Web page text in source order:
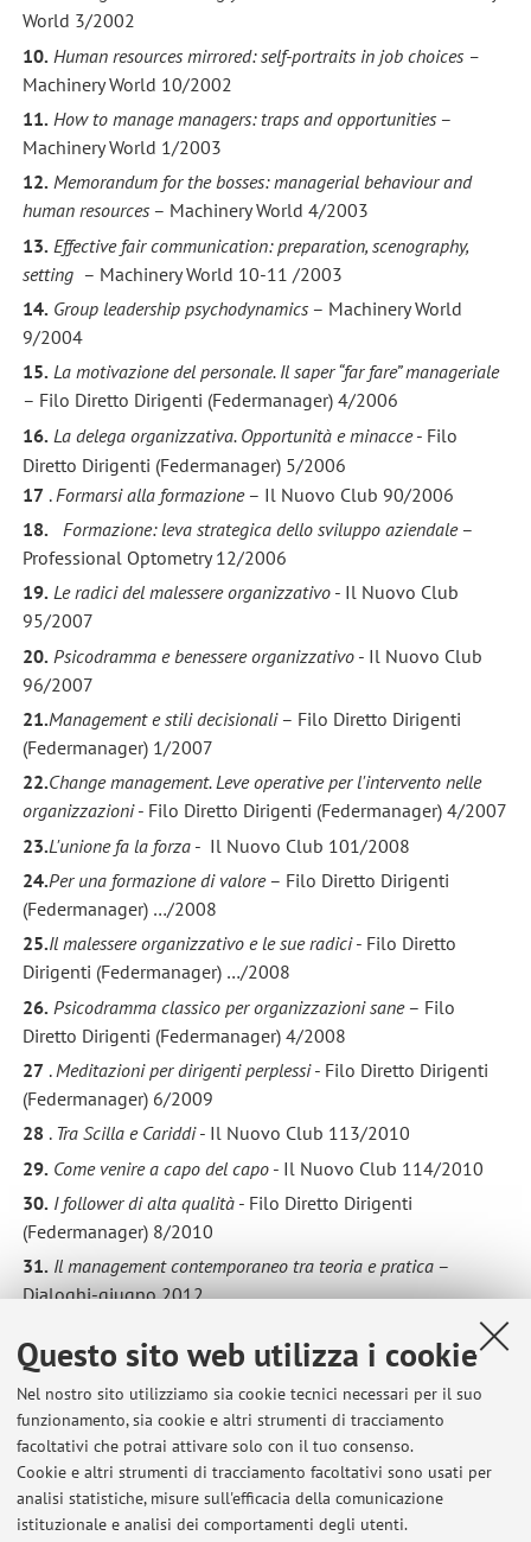
Questo sito web utilizza i cookie
Nel nostro sito utilizziamo sia cookie tecnici necessari per il suo
funzionamento, sia cookie e altri strumenti di tracciamento
facoltativi che potrai attivare solo con il tuo consenso.
Cookie e altri strumenti di tracciamento facoltativi sono usati per
analisi statistiche, misure sull'efficacia della comunicazione
istituzionale e analisi dei comportamenti degli utenti.
World 3/2002
10. Human resources mirrored: self-portraits in job choices –
Machinery World 10/2002
11. How to manage managers: traps and opportunities–
Machinery World 1/2003
12. Memorandum for the bosses: managerial behaviour and
human resources– Machinery World 4/2003
13. Effective fair communication: preparation, scenography,
setting – Machinery World 10-11 /2003
14. Group leadership psychodynamics– Machinery World
9/2004
15. La motivazione del personale. Il saper “far fare” manageriale
– Filo Diretto Dirigenti (Federmanager) 4/2006
16. La delega organizzativa. Opportunità e minacce- Filo
Diretto Dirigenti (Federmanager) 5/2006
17. Formarsi alla formazione– Il Nuovo Club 90/2006
18.
Formazione: leva strategica dello sviluppo aziendale–
Professional Optometry 12/2006
19. Le radici del malessere organizzativo- Il Nuovo Club
95/2007
20. Psicodramma e benessere organizzativo- Il Nuovo Club
96/2007
21.Management e stili decisionali– Filo Diretto Dirigenti
(Federmanager) 1/2007
22.Change management. Leve operative per l'intervento nelle
organizzazioni- Filo Diretto Dirigenti (Federmanager) 4/2007
23.L'unione fa la forza- Il Nuovo Club 101/2008
24.Per una formazione di valore– Filo Diretto Dirigenti
(Federmanager) …/2008
25.Il malessere organizzativo e le sue radici- Filo Diretto
Dirigenti (Federmanager) …/2008
26. Psicodramma classico per organizzazioni sane– Filo
Diretto Dirigenti (Federmanager) 4/2008
27. Meditazioni per dirigenti perplessi- Filo Diretto Dirigenti
(Federmanager) 6/2009
28 . Tra Scilla e Cariddi- Il Nuovo Club 113/2010
29. Come venire a capo del capo- Il Nuovo Club 114/2010
30. I follower di alta qualità- Filo Diretto Dirigenti
(Federmanager) 8/2010
31. Il management contemporaneo tra teoria e pratica–
Dialoghi-giugno 2012
- Filo
Diretto Dirigenti (Federmanager) 7/2012
33 .I cattivi costumi della formazione aziendale- Filo Diretto
Dirigenti (Federmanager) 9/2012